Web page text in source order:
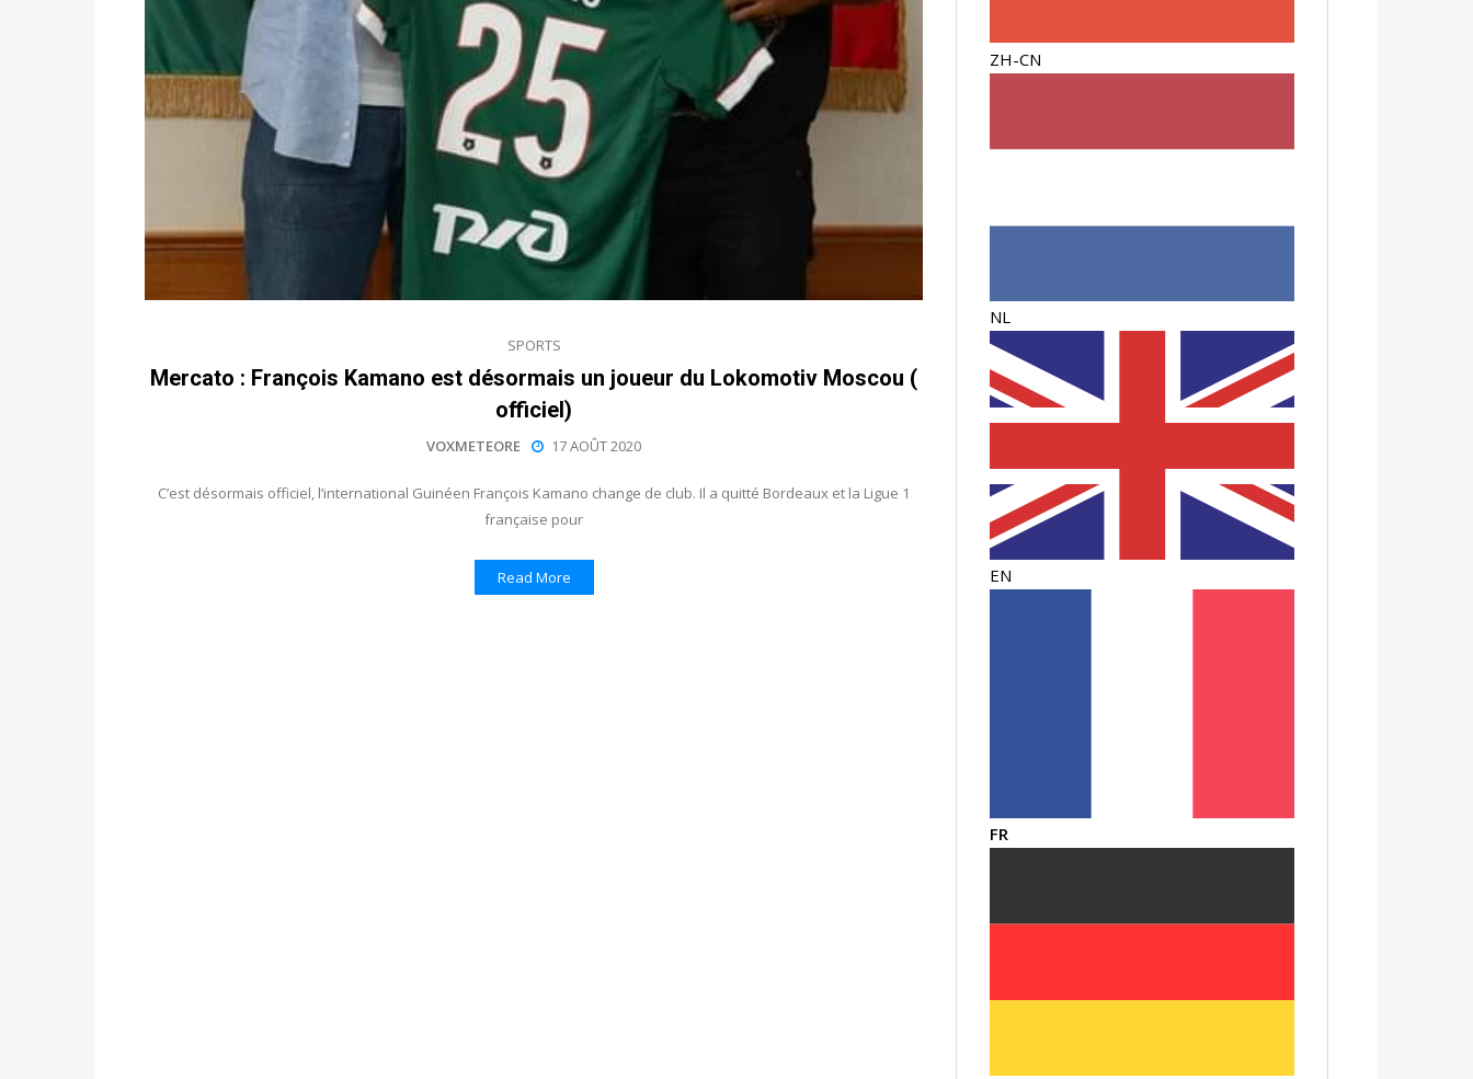
SPORTS
Mercato : François Kamano est désormais un joueur du Lokomotiv Moscou (
officiel)
VOXMETEORE 17 AOÛT 2020
C’est désormais officiel, l’international Guinéen François Kamano change de club. Il a quitté Bordeaux et la Ligue 1
française pour
Read More
ZH-CN
NL
EN
FR